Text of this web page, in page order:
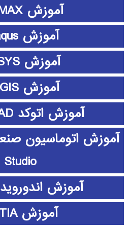
آموزش 3D MAX
آموزش abaqus
آموزش ANSYS
آموزش ArcGIS
آموزش اتوکد AUTOCAD
Studio
آموزش اندوروید android
آموزش CATIA